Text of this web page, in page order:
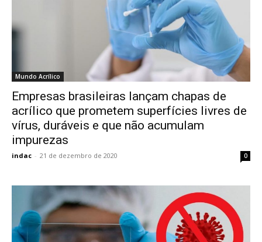
Mundo Acrílico
Empresas brasileiras lançam chapas de
acrílico que prometem superfícies livres de
vírus, duráveis e que não acumulam
impurezas
indac - 21 de dezembro de 2020 0